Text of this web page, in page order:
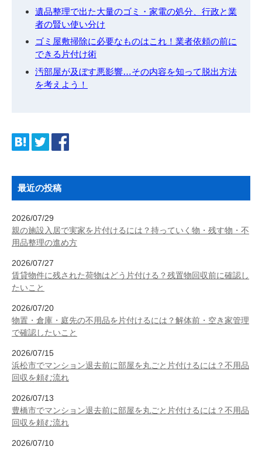
遺品整理で出た大量のゴミ・家電の処分、行政と業
者の賢い使い分け
ゴミ屋敷掃除に必要なものはこれ！業者依頼の前に
できる片付け術
汚部屋が及ぼす悪影響…その内容を知って脱出方法
を考えよう！
最近の投稿
2026/07/29
親の施設入居で実家を片付けるには？持っていく物・残す物・不
用品整理の進め方
2026/07/27
賃貸物件に残された荷物はどう片付ける？残置物回収前に確認し
たいこと
2026/07/20
物置・倉庫・庭先の不用品を片付けるには？解体前・空き家管理
で確認したいこと
2026/07/15
浜松市でマンション退去前に部屋を丸ごと片付けるには？不用品
回収を頼む流れ
2026/07/13
豊橋市でマンション退去前に部屋を丸ごと片付けるには？不用品
回収を頼む流れ
2026/07/10